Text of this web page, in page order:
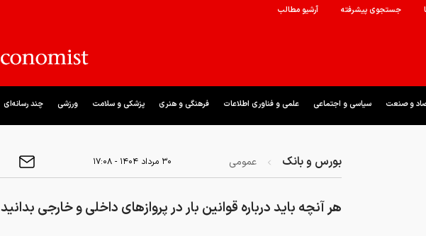
جستجوی پیشرفته آرشیو مطالب
و صنعت سیاسی و اجتماعی علمی و فناوری اطلاعات فرهنگی و هنری پزشکی و سلامت ورزشی چند رسانه‌ای
بورس و بانک عمومی ۳۰ مرداد ۱۴۰۴ - ۱۷:۰۸
هر آنچه باید درباره قوانین بار در پروازهای داخلی و خارجی بدانید